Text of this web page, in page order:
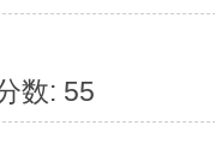
数: 55